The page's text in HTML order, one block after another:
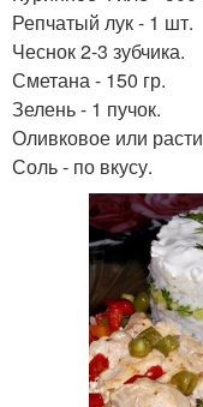
Репчатый лук - 1 шт.
Чеснок 2-3 зубчика.
Сметана - 150 гр.
Зелень - 1 пучок.
Оливковое или
Соль - по вкусу.